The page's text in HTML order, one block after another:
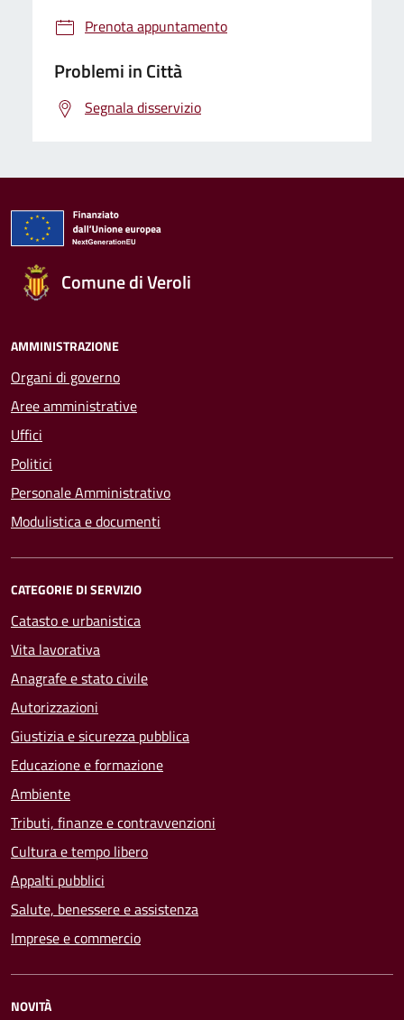
Prenota appuntamento
Problemi in Città
Segnala disservizio
Comune di Veroli
AMMINISTRAZIONE
Organi di governo
Aree amministrative
Uffici
Politici
Personale Amministrativo
Modulistica e documenti
CATEGORIE DI SERVIZIO
Catasto e urbanistica
Vita lavorativa
Anagrafe e stato civile
Autorizzazioni
Giustizia e sicurezza pubblica
Educazione e formazione
Ambiente
Tributi, finanze e contravvenzioni
Cultura e tempo libero
Appalti pubblici
Salute, benessere e assistenza
Imprese e commercio
NOVITÀ